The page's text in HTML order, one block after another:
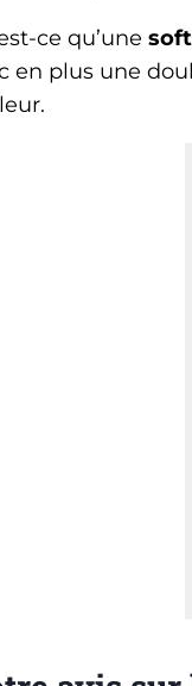
ce qu’une
en plus une